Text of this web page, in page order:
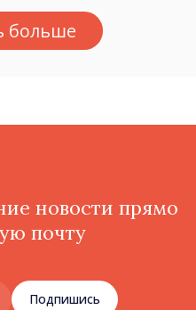
больше
новости прямо
почту
Подпишись